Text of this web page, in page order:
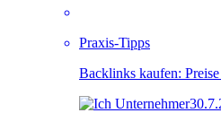
Praxis-Tipps
Backlinks kaufen: